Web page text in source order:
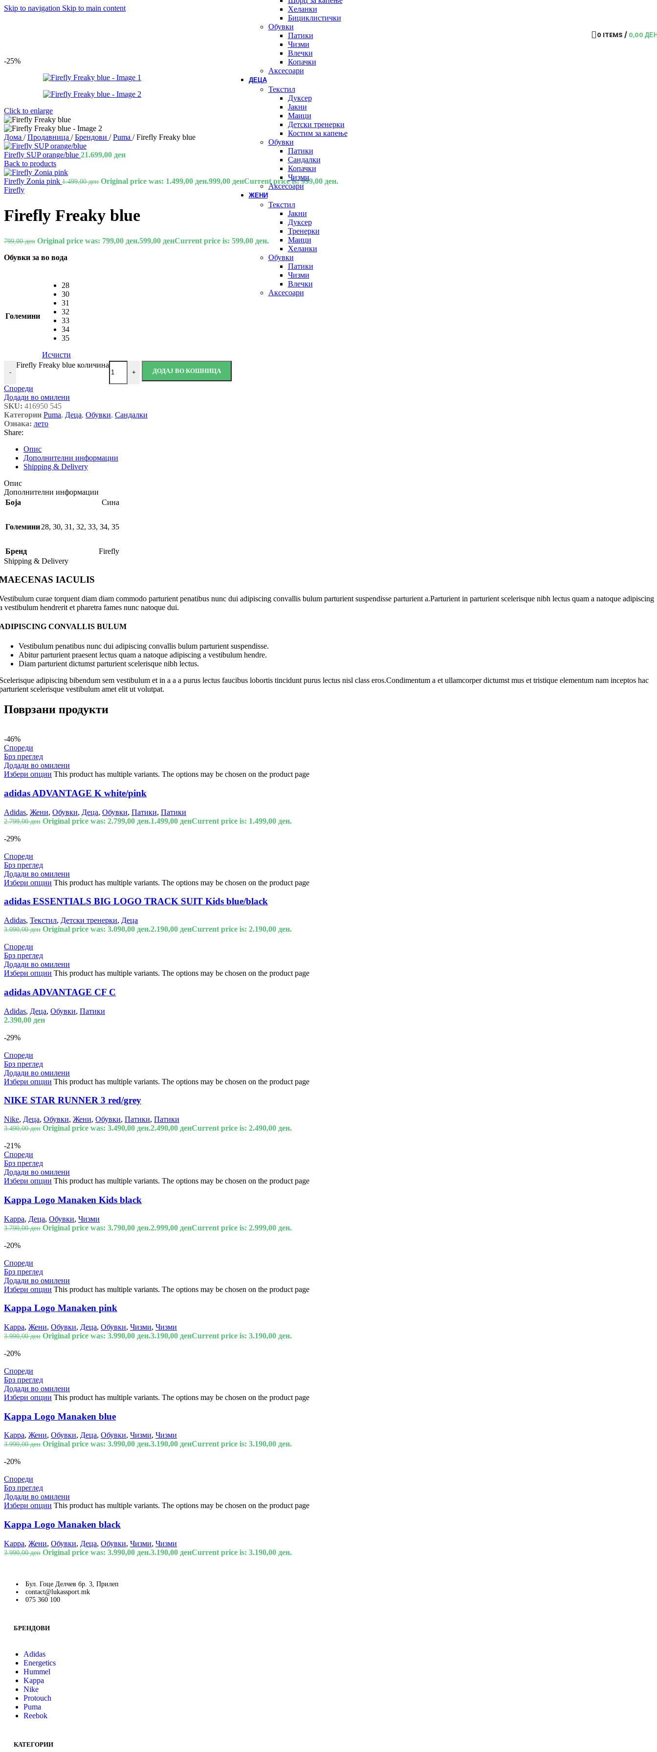
Skip to navigation Skip to main content
Хеланки
Бициклистички
Обувки
Патики
Чизми
Влечки
Копачки
Аксесоари
ДЕЦА
Текстил
Дуксер
Јакни
Маици
Детски тренерки
Костим за капење
Обувки
Патики
Сандалки
Копачки
Чизми
Аксесоари
ЖЕНИ
Текстил
Јакни
Дуксер
Тренерки
Маици
Хеланки
Обувки
Патики
Чизми
Влечки
Аксесоари
0 ITEMS / 0,00
-25%
Click to enlarge
Дома / Продавница / Брендови / Puma / Firefly Freaky blue
Firefly SUP orange/blue 21.699,00 ден
Back to products
Firefly Zonia pink 1.499,00ден Original price was: 1.499,00 ден.999,00 денCurrent price is: 999,00 ден.
Firefly
Firefly Freaky blue
799,00ден Original price was: 799,00 ден.599,00 денCurrent price is: 599,00 ден.
Обувки за во вода
Големини
28
30
31
32
33
34
35
Исчисти
-
Firefly Freaky blue количина
+ ДОДАЈ ВО КОШНИЦА
Спореди
Додади во омилени
SKU: 416950 545
Категории Puma, Деца, Обувки, Сандалки
Ознака: лето
Share:
Опис
Дополнителни информации
Shipping & Delivery
Опис
Дополнителни информации
Боја
Сина
Големини28, 30, 31 , 32, 33, 34, 35
Бренд
Firefly
Shipping & Delivery
IACULIS
curae torquent diam diam commodo parturient penatibus nunc dui adipiscing convallis bulum parturient suspendisse parturient a.Parturient in parturient scelerisque nibh lectus quam a natoque adipiscing
vestibulum hendrerit et pharetra fames nunc natoque dui.
CONVALLIS BULUM
Vestibulum penatibus nunc dui adipiscing convallis bulum parturient suspendisse.
Abitur parturient praesent lectus quam a natoque adipiscing a vestibulum hendre.
Diam parturient dictumst parturient scelerisque nibh lectus.
adipiscing bibendum sem vestibulum et in a a a purus lectus faucibus lobortis tincidunt purus lectus nisl class eros.Condimentum a et ullamcorper dictumst mus et tristique elementum nam inceptos hac
scelerisque vestibulum amet elit ut volutpat.
Поврзани продукти
-46%
Спореди
Брз преглед
Додади во омилени
Избери опции This product has multiple variants. The options may be chosen on the product page
adidas ADVANTAGE K white/pink
Adidas, Жени, Обувки, Деца, Обувки, Патики, Патики
2.799,00ден Original price was: 2.799,00 ден.1.499,00 денCurrent price is: 1.499,00 ден.
-29%
Спореди
Брз преглед
Додади во омилени
Избери опции This product has multiple variants. The options may be chosen on the product page
adidas ESSENTIALS BIG LOGO TRACK SUIT Kids blue/black
Adidas, Текстил, Детски тренерки, Деца
3.090,00ден Original price was: 3.090,00 ден.2.190,00 денCurrent price is: 2.190,00 ден.
Спореди
Брз преглед
Додади во омилени
Избери опции This product has multiple variants. The options may be chosen on the product page
adidas ADVANTAGE CF C
Adidas, Деца, Обувки, Патики
2.390,00 ден
-29%
Спореди
Брз преглед
Додади во омилени
Избери опции This product has multiple variants. The options may be chosen on the product page
NIKE STAR RUNNER 3 red/grey
Nike, Деца, Обувки, Жени, Обувки, Патики, Патики
3.490,00ден Original price was: 3.490,00 ден.2.490,00 денCurrent price is: 2.490,00 ден.
-21%
Спореди
Брз преглед
Додади во омилени
Избери опции This product has multiple variants. The options may be chosen on the product page
Kappa Logo Manaken Kids black
Kappa, Деца, Обувки, Чизми
3.790,00ден Original price was: 3.790,00 ден.2.999,00 денCurrent price is: 2.999,00 ден.
-20%
Спореди
Брз преглед
Додади во омилени
Избери опции This product has multiple variants. The options may be chosen on the product page
Kappa Logo Manaken pink
Kappa, Жени, Обувки, Деца, Обувки, Чизми, Чизми
3.990,00ден Original price was: 3.990,00 ден.3.190,00 денCurrent price is: 3.190,00 ден.
-20%
Спореди
Брз преглед
Додади во омилени
Избери опции This product has multiple variants. The options may be chosen on the product page
Kappa Logo Manaken blue
Kappa, Жени, Обувки, Деца, Обувки, Чизми, Чизми
3.990,00ден Original price was: 3.990,00 ден.3.190,00 денCurrent price is: 3.190,00 ден.
-20%
Спореди
Брз преглед
Додади во омилени
Избери опции This product has multiple variants. The options may be chosen on the product page
Kappa Logo Manaken black
Kappa, Жени, Обувки, Деца, Обувки, Чизми, Чизми
3.990,00ден Original price was: 3.990,00 ден.3.190,00 денCurrent price is: 3.190,00 ден.
Бул. Гоце Делчев бр. 3, Прилеп
contact@lukassport.mk
075 360 100
БРЕНДОВИ
Adidas
Energetics
Hummel
Kappa
Nike
Protouch
Puma
Reebok
КАТЕГОРИИ